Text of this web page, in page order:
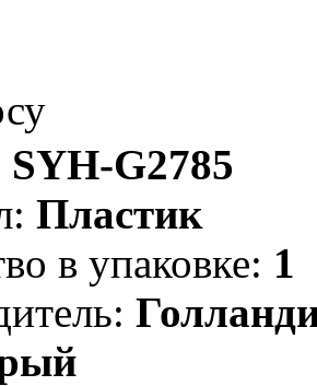
SYH-G2785
Пластик
в упаковке: 1